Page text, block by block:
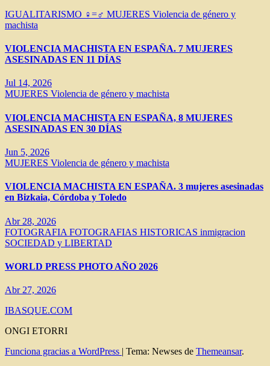
IGUALITARISMO ♀=♂ MUJERES Violencia de género y
machista
VIOLENCIA MACHISTA EN ESPAÑA. 7 MUJERES
ASESINADAS EN 11 DÍAS
Jul 14, 2026
MUJERES Violencia de género y machista
VIOLENCIA MACHISTA EN ESPAÑA, 8 MUJERES
ASESINADAS EN 30 DÍAS
Jun 5, 2026
MUJERES Violencia de género y machista
VIOLENCIA MACHISTA EN ESPAÑA. 3 mujeres asesinadas
en Bizkaia, Córdoba y Toledo
Abr 28, 2026
FOTOGRAFIA FOTOGRAFIAS HISTORICAS inmigracion
SOCIEDAD y LIBERTAD
WORLD PRESS PHOTO AÑO 2026
Abr 27, 2026
IBASQUE.COM
ONGI ETORRI
Funciona gracias a WordPress | Tema: Newses de Themeansar.